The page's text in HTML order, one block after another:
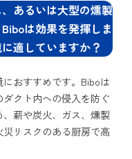
あるいは大型の燻製
は効果を発揮しま
適していますか？
おすすめです。Biboは
クト内への侵入を防ぐ
薪や炭火、ガス、燻製
リスクのある厨房で高